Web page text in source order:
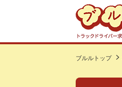
ブルルトップ